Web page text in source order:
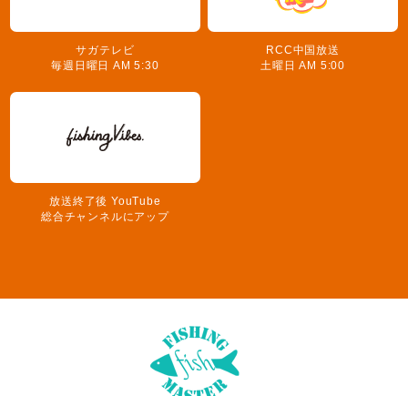
サガテレビ
毎週日曜日 AM 5:30
RCC中国放送
土曜日 AM 5:00
放送終了後 YouTube
総合チャンネルにアップ